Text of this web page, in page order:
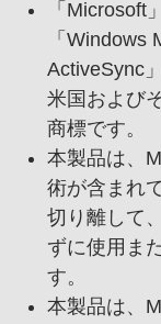
「Microsoft
「Windows
ActiveSync」
米国および
商標です。
本製品は、
術が含まれ
切り離して、
ずに使用ま
す。
本製品は、